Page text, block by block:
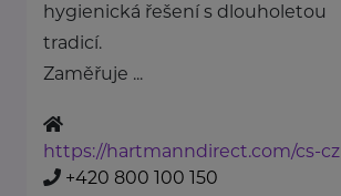
hygienická řešení s dlouholetou
tradicí.
Zaměřuje ...
https://hartmanndirect.com/cs-cz
+420 800 100 150